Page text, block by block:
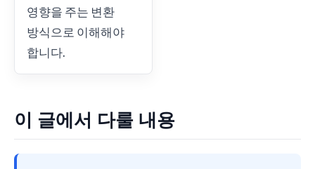
영향을 주는 변환
방식으로 이해해야
합니다.
이 글에서 다룰 내용